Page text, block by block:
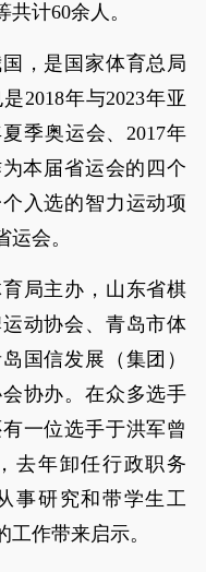
计60余人。
，是国家体育总局
2018年与2023年亚
季奥运会、2017年
本届省运会的四个
入选的智力运动项
会。
局主办，山东省棋
动协会、青岛市体
国信发展（集团）
协办。在众多选手
一位选手于洪军曾
去年卸任行政职务
事研究和带学生工
作带来启示。